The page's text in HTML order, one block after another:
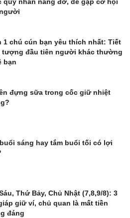
1 chú cún bạn yêu thích nhất: Tiết
tượng đầu tiên người khác thường
bạn
đựng sữa trong cốc giữ nhiệt
sáng hay tắm buổi tối có lợi
Thứ Bảy, Chủ Nhật (7,8,9/8): 3
giữ ví, chủ quan là mất tiền
đáng